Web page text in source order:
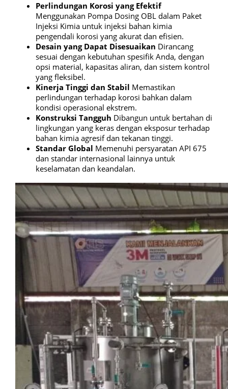
Perlindungan Korosi yang Efektif
Menggunakan Pompa Dosing OBL dalam Paket
Injeksi Kimia untuk injeksi bahan kimia
pengendali korosi yang akurat dan efisien.
Desain yang Dapat Disesuaikan Dirancang
sesuai dengan kebutuhan spesifik Anda, dengan
opsi material, kapasitas aliran, dan sistem kontrol
yang fleksibel.
Kinerja Tinggi dan Stabil Memastikan
perlindungan terhadap korosi bahkan dalam
kondisi operasional ekstrem.
Konstruksi Tangguh Dibangun untuk bertahan di
lingkungan yang keras dengan eksposur terhadap
bahan kimia agresif dan tekanan tinggi.
Standar Global Memenuhi persyaratan API 675
dan standar internasional lainnya untuk
keselamatan dan keandalan.